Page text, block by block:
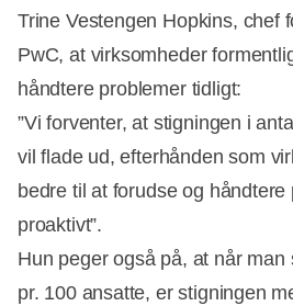
Trine Vestengen Hopkins, chef
PwC, at virksomheder
håndtere problemer tidligt:
”Vi forventer, at stigningen i
vil flade ud, efterhånden som
bedre til at forudse og
proaktivt”.
Hun peger også på, at når
pr. 100 ansatte, er stigningen